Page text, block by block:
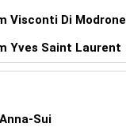
Visconti Di Modrone
Yves Saint Laurent
Sui